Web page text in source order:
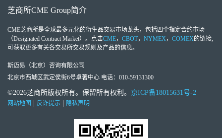
芝商所CME Group简介
CME芝商所是全球最多元化的衍生品交易市场龙头，包括四个指定合约市场
（Designated Contract Market）。点击CME， CBOT， NYMEX， COMEX的链接,
可获取更多有关各交易所交易规则及产品的信息。
斯迈易（北京）咨询有限公司
北京市西城区武定侯街6号卓著中心 电话：010-59131300
©2026芝商所版权所有。保留所有权利。 京ICP备18015631号-2
网站地图 反诈提示 隐私声明